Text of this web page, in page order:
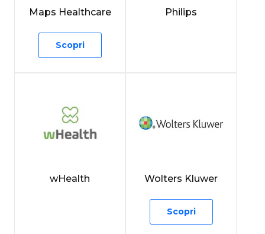
Maps Healthcare
Scopri
Philips
wHealth Wolters Kluwer
Scopri